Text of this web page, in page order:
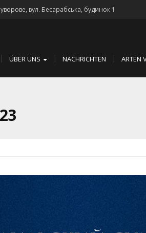
вул. Бесарабська, будинок 1
ÜBER UNS NACHRICHTEN ARTEN